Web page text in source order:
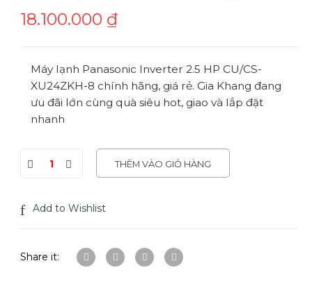
18.100.000 ₫
Máy lạnh Panasonic Inverter 2.5 HP CU/CS-
XU24ZKH-8 chính hãng, giá rẻ. Gia Khang đang
ưu đãi lớn cùng quà siêu hot, giao và lắp đặt
nhanh
THÊM VÀO GIỎ HÀNG
Add to Wishlist
Share it: